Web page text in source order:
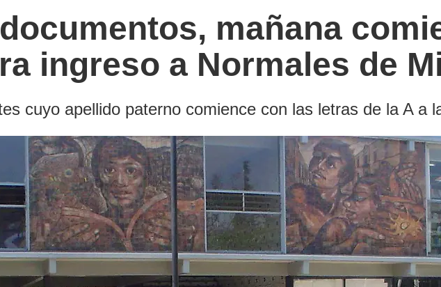
mañana
ingreso a Normales de
cuyo apellido paterno comience con las letras de la A a